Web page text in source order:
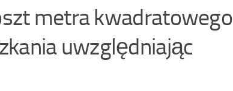
metra kwadratowego
uwzględniając